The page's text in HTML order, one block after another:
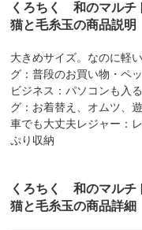
くろちく 和のマルチ
猫と毛糸玉の商品説明
大きめサイズ。なのに軽
グ：普段のお買い物・ペ
ビジネス：パソコンも入
グ：お着替え、オムツ、
車でも大丈夫レジャー：
ぷり収納
くろちく 和のマルチ
猫と毛糸玉の商品詳細